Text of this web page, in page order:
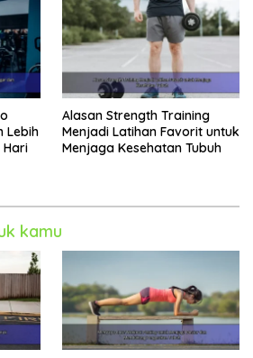
Lebih
Alasan Strength Training
Menjadi Latihan Favorit untuk
Menjaga Kesehatan Tubuh
kamu